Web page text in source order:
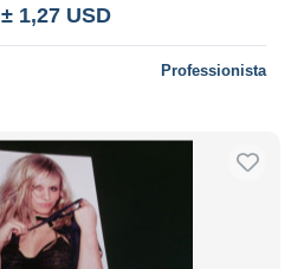
± 1,27 USD
Professionista